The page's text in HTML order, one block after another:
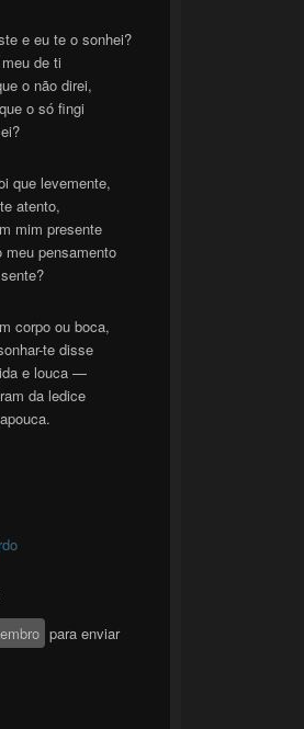
e eu te o sonhei?
de ti
o não direi,
o só fingi
que levemente,
atento,
mim presente
meu pensamento
corpo ou boca,
te disse
e louca —
da ledice
para enviar